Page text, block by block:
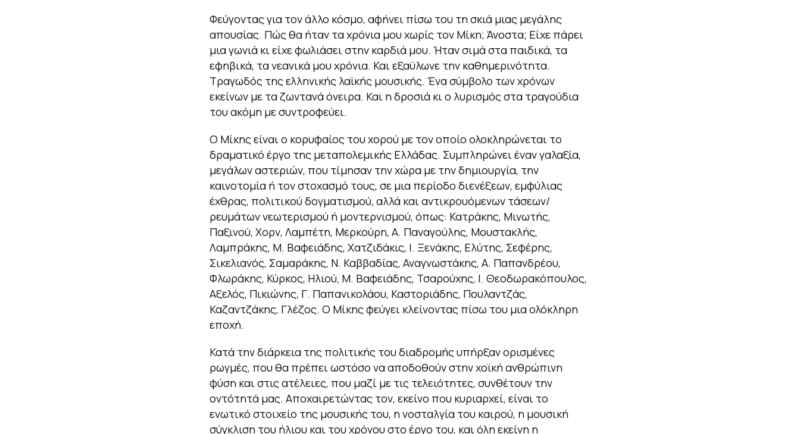
Φεύγοντας για τον άλλο κόσμο, αφήνει πίσω του τη σκιά μιας μεγάλης
απουσίας. Πώς θα ήταν τα χρόνια μου χωρίς τον Μίκη; Άνοστα; Είχε πάρει
μια γωνιά κι είχε φωλιάσει στην καρδιά μου. Ήταν σιμά στα παιδικά, τα
εφηβικά, τα νεανικά μου χρόνια. Και εξαϋλωνε την καθημερινότητα.
Τραγωδός της ελληνικής λαϊκής μουσικής. Ένα σύμβολο των χρόνων
εκείνων με τα ζωντανά όνειρα. Και η δροσιά κι ο λυρισμός στα τραγούδια
του ακόμη με συντροφεύει.
Ο Μίκης είναι ο κορυφαίος του χορού με τον οποίο ολοκληρώνεται το
δραματικό έργο της μεταπολεμικής Ελλάδας. Συμπληρώνει έναν γαλαξία,
μεγάλων αστεριών, που τίμησαν την χώρα με την δημιουργία, την
καινοτομία ή τον στοχασμό τους, σε μια περίοδο διενέξεων, εμφύλιας
έχθρας, πολιτικού δογματισμού, αλλά και αντικρουόμενων τάσεων/
ρευμάτων νεωτερισμού ή μοντερνισμού, όπως: Κατράκης, Μινωτής,
Παξινού, Χορν, Λαμπέτη, Μερκούρη, Α. Παναγούλης, Μουστακλής,
Λαμπράκης, Μ. Βαφειάδης, Χατζιδάκις, Ι. Ξενάκης, Ελύτης, Σεφέρης,
Σικελιανός, Σαμαράκης, Ν. Καββαδίας, Αναγνωστάκης, Α. Παπανδρέου,
Φλωράκης, Κύρκος, Ηλιού, Μ. Βαφειάδης, Τσαρούχης, Ι. Θεοδωρακόπουλος,
Αξελός, Πικιώνης, Γ. Παπανικολάου, Καστοριάδης, Πουλαντζάς,
Καζαντζάκης, Γλέζος. Ο Μίκης φεύγει κλείνοντας πίσω του μια ολόκληρη
εποχή.
Κατά την διάρκεια της πολιτικής του διαδρομής υπήρξαν ορισμένες
ρωγμές, που θα πρέπει ωστόσο να αποδοθούν στην χοϊκή ανθρώπινη
φύση και στις ατέλειες, που μαζί με τις τελειότητες, συνθέτουν την
οντότητά μας. Αποχαιρετώντας τον, εκείνο που κυριαρχεί, είναι το
ενωτικό στοιχείο της μουσικής του, η νοσταλγία του καιρού, η μουσική
σύγκλιση του ήλιου και του χρόνου στο έργο του, και όλη εκείνη η